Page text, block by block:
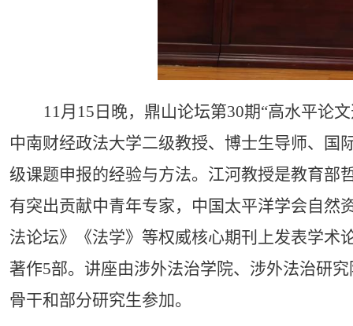
11月 15 日晚，鼎山论坛第30期“高水平论
中南财经政法大学二级教授、博士生导师、国
级课题申报的经验与方法。江河教授是教育部
有突出贡献中青年专家，中国太平洋学会自然
法论坛》《法学》等权威核心期刊上发表学术
著作5部。讲座由涉外法治学院、涉外法治研
骨干和部分研究生参加。